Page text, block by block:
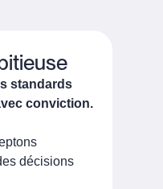
standards
conviction.
décisions